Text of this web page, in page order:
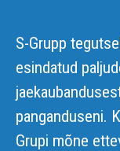
S-Grupp
esindatud
panganduseni.
Grupi mõne